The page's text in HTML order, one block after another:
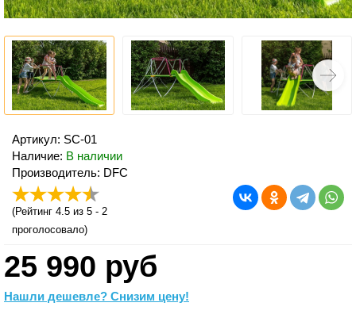
Артикул: SC-01
Наличие: В наличии
Производитель: DFC
(Рейтинг 4.5 из 5 - 2
проголосовало)
25 990 руб
Нашли дешевле? Снизим цену!